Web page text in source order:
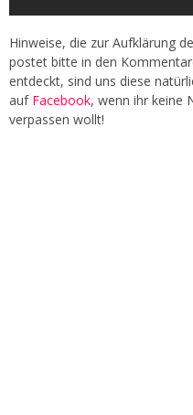
Hinweise, die zur Aufklärung
postet bitte in den
entdeckt, sind uns diese
auf Facebook, wenn ihr keine
verpassen wollt!